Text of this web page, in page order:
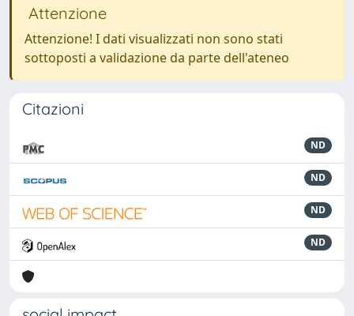
Attenzione
Attenzione! I dati visualizzati non sono stati
sottoposti a validazione da parte dell'ateneo
Citazioni
ND
ND
ND
ND